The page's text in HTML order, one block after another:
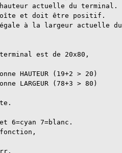
actuelle du terminal.
boîte et doit être positif.
égale à la largeur actuelle du
est de 20x80,
HAUTEUR (19+2 > 20)
LARGEUR (78+3 > 80)
6=cyan 7=blanc.